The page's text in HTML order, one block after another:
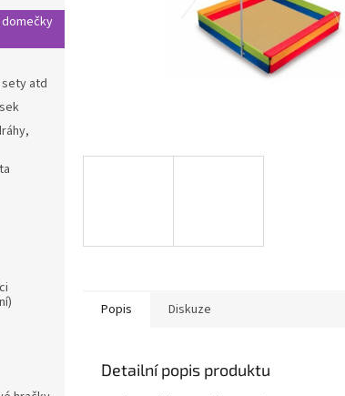
atd
Popis Diskuze
Detailní popis produktu